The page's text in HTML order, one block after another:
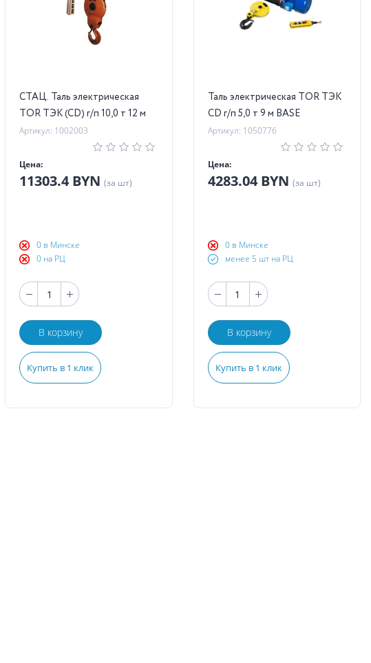
СТАЦ. Таль электрическая
TOR ТЭК (CD) г/п 10,0 т 12 м
Артикул: 1002003
Цена:
11303.4 BYN (за шт)
0 в Минске
0 на РЦ
В корзину
Купить в 1 клик
Таль электрическая TOR ТЭК
CD г/п 5,0 т 9 м BASE
Артикул: 1050776
Цена:
4283.04 BYN (за шт)
0 в Минске
менее 5 шт на РЦ
В корзину
Купить в 1 клик